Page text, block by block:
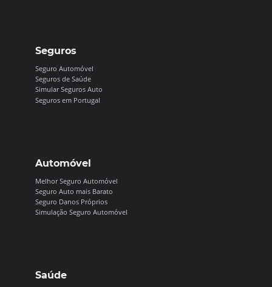
Seguros
Seguro Automóvel
Seguros de Saúde
Simular Seguros Auto
Seguros em Portugal
Automóvel
Melhor Seguro Automóvel
Seguro Auto mais Barato
Seguro Danos Próprios
Simulação Seguro Automóvel
Saúde